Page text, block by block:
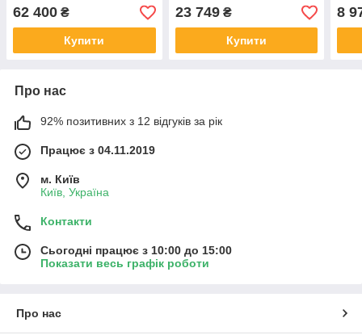
62 400 ₴
Купити
23 749₴
Купити
8
Про нас
92% позитивних з 12 відгуків за рік
Працює з 04.11.2019
м. Київ
Київ, Україна
Контакти
Сьогодні працює з 10:00 до 15:00
Показати весь графік роботи
Про нас